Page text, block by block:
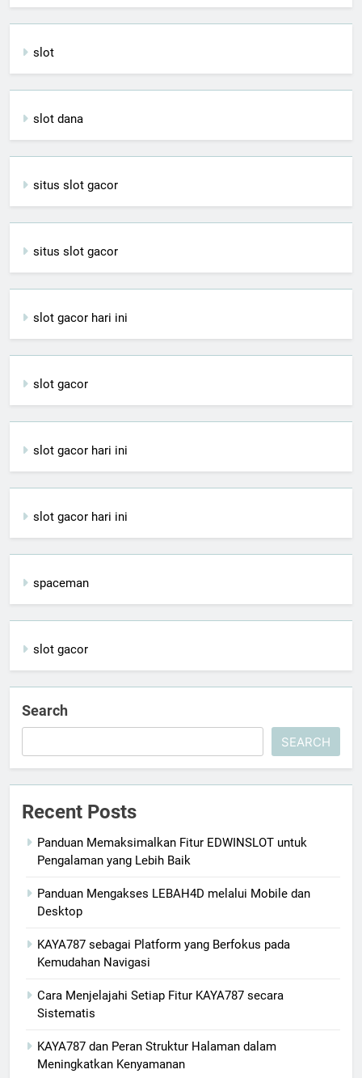
slot
slot dana
situs slot gacor
situs slot gacor
slot gacor hari ini
slot gacor
slot gacor hari ini
slot gacor hari ini
spaceman
slot gacor
Search
SEARCH
Recent Posts
Panduan Memaksimalkan Fitur EDWINSLOT untuk
Pengalaman yang Lebih Baik
Panduan Mengakses LEBAH4D melalui Mobile dan
Desktop
KAYA787 sebagai Platform yang Berfokus pada
Kemudahan Navigasi
Cara Menjelajahi Setiap Fitur KAYA787 secara
Sistematis
KAYA787 dan Peran Struktur Halaman dalam
Meningkatkan Kenyamanan